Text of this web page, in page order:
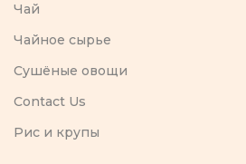
Чай
Чайное сырье
Сушёные овощи
Contact Us
Рис и крупы